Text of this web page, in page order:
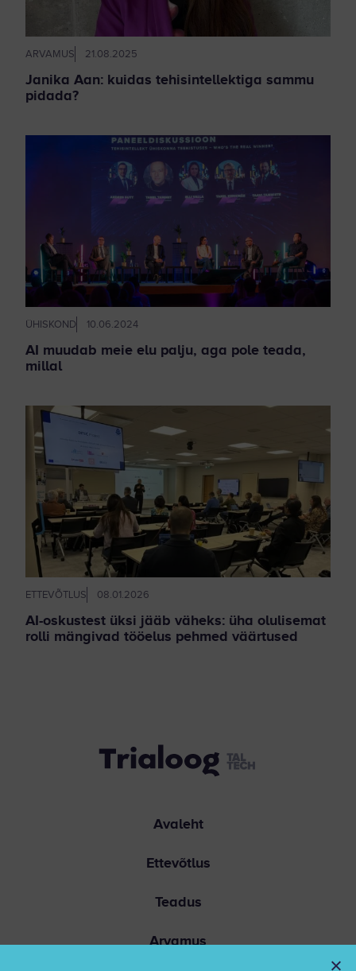
ARVAMUS 21.08.2025
Janika Aan: kuidas tehisintellektiga sammu
pidada?
ÜHISKOND 10.06.2024
AI muudab meie elu palju, aga pole teada,
millal
ETTEVÕTLUS 08.01.2026
AI-oskustest üksi jääb väheks: üha olulisemat
rolli mängivad tööelus pehmed väärtused
Avaleht
Ettevõtlus
Teadus
Arvamus